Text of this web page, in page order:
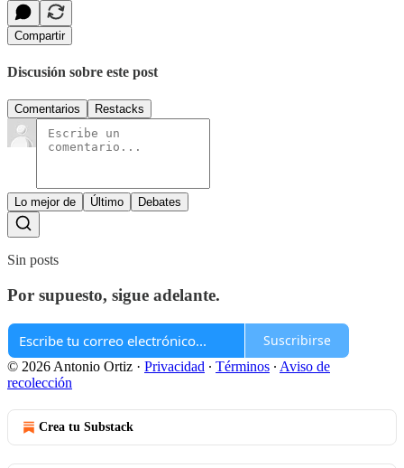
Compartir
Discusión sobre este post
Comentarios Restacks
Lo mejor de Último Debates
Sin posts
Por supuesto, sigue adelante.
Suscribirse
© 2026 Antonio Ortiz · Privacidad ∙ Términos ∙ Aviso de
recolección
Crea tu Substack